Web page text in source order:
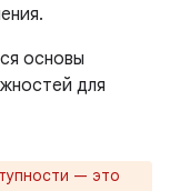
основы
для
— это